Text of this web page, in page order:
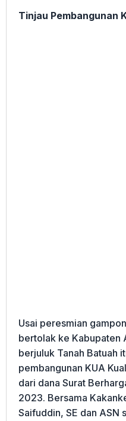
Tinjau Pembangunan
Usai peresmian
bertolak ke Kabupaten
berjuluk Tanah Batuah
pembangunan KUA
dari dana Surat
2023. Bersama
Saifuddin, SE dan ASN